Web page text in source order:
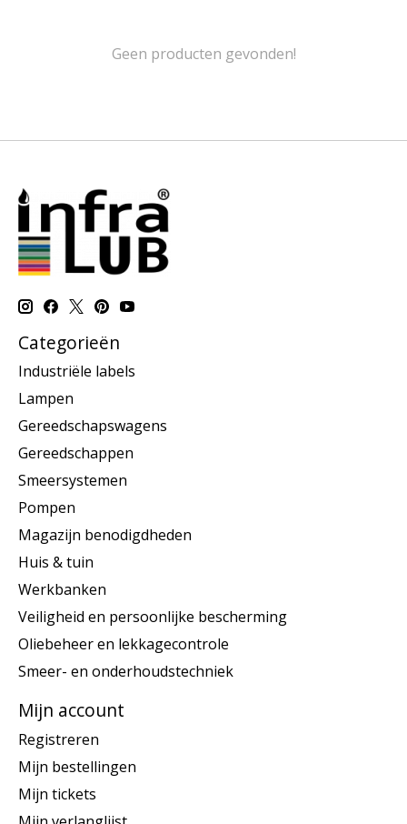
Geen producten gevonden!
Categorieën
Industriële labels
Lampen
Gereedschapswagens
Gereedschappen
Smeersystemen
Pompen
Magazijn benodigdheden
Huis & tuin
Werkbanken
Veiligheid en persoonlijke bescherming
Oliebeheer en lekkagecontrole
Smeer- en onderhoudstechniek
Mijn account
Registreren
Mijn bestellingen
Mijn tickets